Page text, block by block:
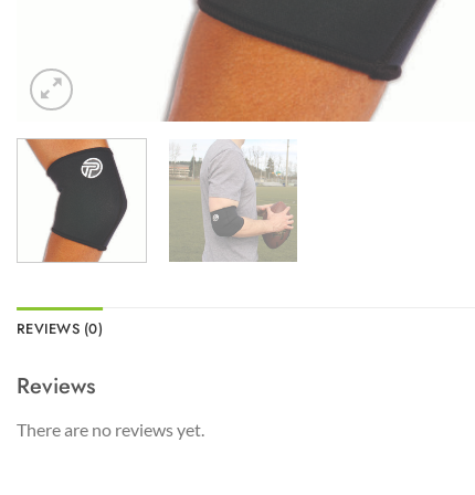
REVIEWS (0)
Reviews
There are no reviews yet.